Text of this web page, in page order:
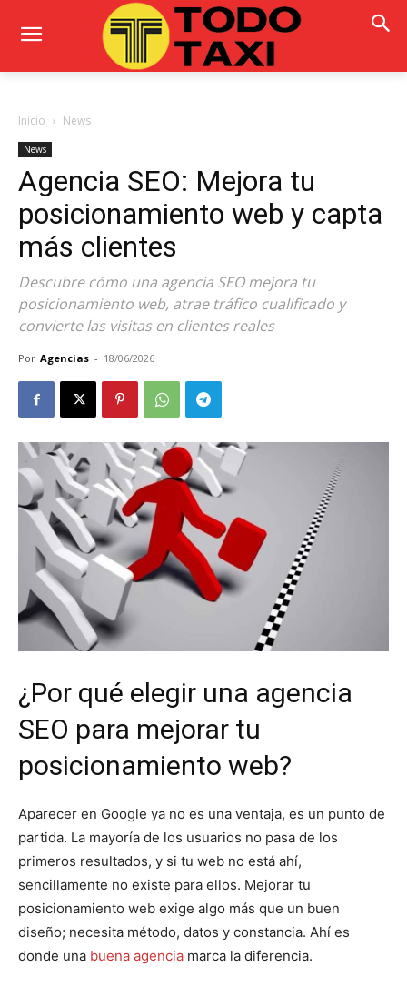
Inicio News
News
Agencia SEO: Mejora tu
posicionamiento web y capta
más clientes
Descubre cómo una agencia SEO mejora tu
posicionamiento web, atrae tráfico cualificado y
convierte las visitas en clientes reales
Por Agencias - 18/06/2026
¿Por qué elegir una agencia
SEO para mejorar tu
posicionamiento web?
Aparecer en Google ya no es una ventaja, es un punto de
partida. La mayoría de los usuarios no pasa de los
primeros resultados, y si tu web no está ahí,
sencillamente no existe para ellos. Mejorar tu
posicionamiento web exige algo más que un buen
diseño; necesita método, datos y constancia. Ahí es
donde una buena agencia marca la diferencia.